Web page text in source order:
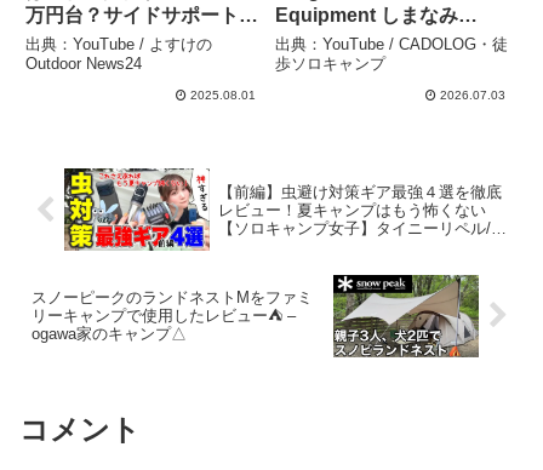
万円台？サイドサポートポ
ールで劇的進化した
Naturehike新作テントが快
適すぎる▼キャンプギア –
出典：YouTube / よすけの
Outdoor News24
2025.08.01
Equipment しまなみ
Editionで1泊してみた。 –
CADOLOG・徒歩ソロキャ
出典：YouTube / CADOLOG・徒
歩ソロキャンプ
2026.07.03
【前編】虫避け対策ギア最強４選を徹底
レビュー！夏キャンプはもう怖くない
【ソロキャンプ女子】タイニーリペル/マ
けランタン – つくもいろはの徒歩ソロキ
ャンプ
スノーピークのランドネストMをファミ
リーキャンプで使用したレビュー⛺️ –
ogawa家のキャンプ△
コメント